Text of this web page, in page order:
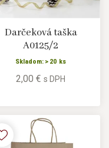
Darčeková taška
A0125/2
Skladom: > 20 ks
2,00 €s DPH